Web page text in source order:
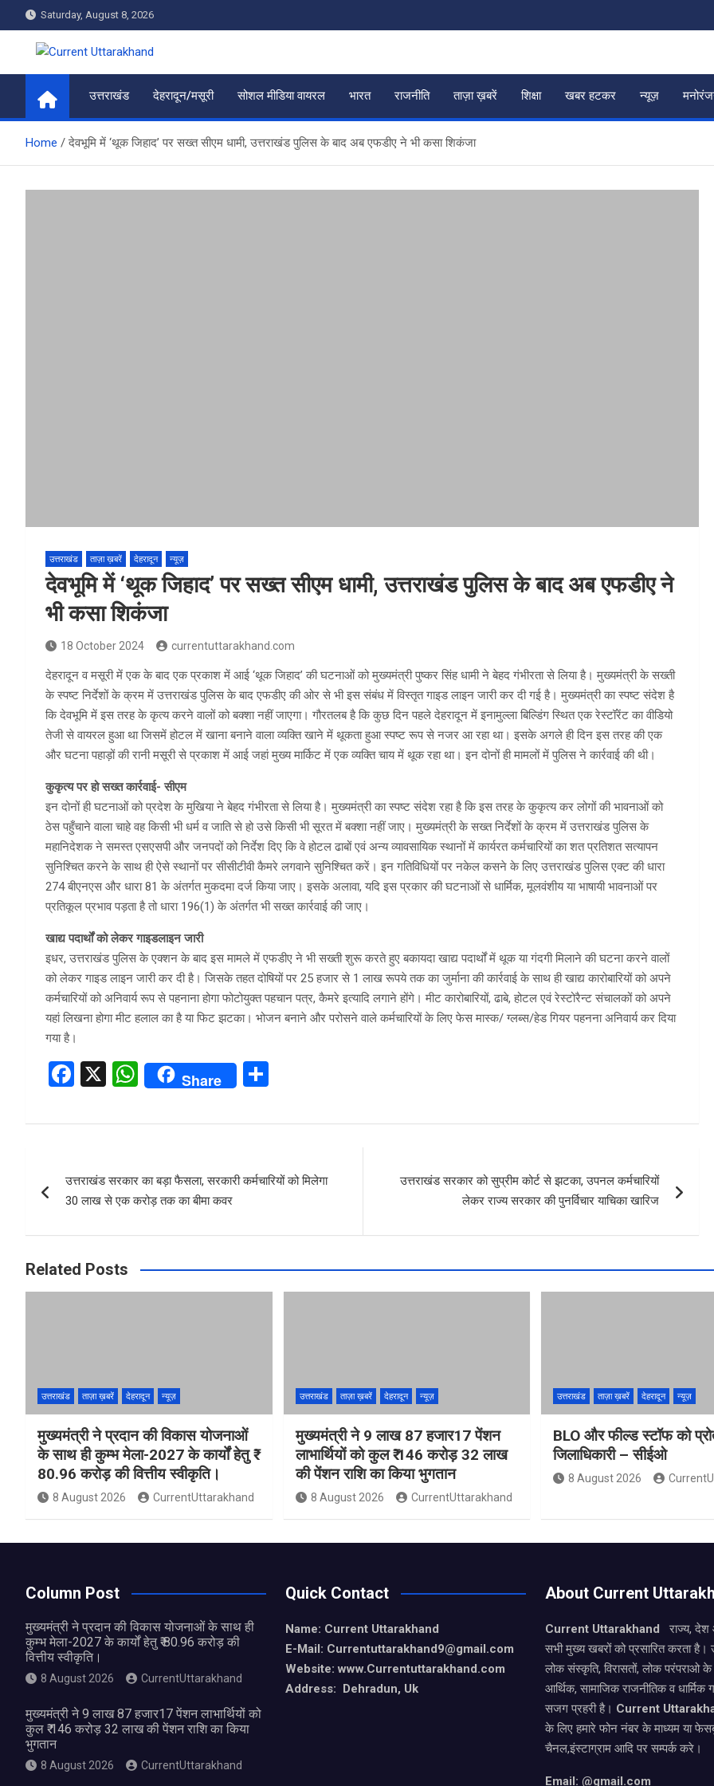
to
content
Saturday, August 8, 2026
Current Uttarakhand
उत्तराखंड देहरादून/मसूरी सोशल मीडिया वायरल भारत राजनीति ताज़ा ख़बरें शिक्षा खबर हटकर न्यूज़
Home देवभूमि में ‘थूक जिहाद’ पर सख्त सीएम धामी, उत्तराखंड पुलिस के बाद अब एफडीए ने भी कसा शिकंजा
उत्तराखंड ताज़ा ख़बरें देहरादून न्यूज़
देवभूमि में ‘थूक जिहाद’ पर सख्त सीएम धामी, उत्तराखंड पुलिस के बाद अब एफडीए ने
भी कसा शिकंजा
18 October 2024 currentuttarakhand.com
देहरादून व मसूरी में एक के बाद एक प्रकाश में आई ‘थूक जिहाद’ की घटनाओं को मुख्यमंत्री पुष्कर सिंह धामी ने बेहद गंभीरता से लिया है। मुख्यमंत्री के सख्ती
के स्पष्ट निर्देशों के क्रम में उत्तराखंड पुलिस के बाद एफडीए की ओर से भी इस संबंध में विस्तृत गाइड लाइन जारी कर दी गई है। मुख्यमंत्री का स्पष्ट संदेश है
कि देवभूमि में इस तरह के कृत्य करने वालों को बक्शा नहीं जाएगा। गौरतलब है कि कुछ दिन पहले देहरादून में इनामुल्ला बिल्डिंग स्थित एक रेस्टॉरेंट का वीडियो
तेजी से वायरल हुआ था जिसमें होटल में खाना बनाने वाला व्यक्ति खाने में थूकता हुआ स्पष्ट रूप से नजर आ रहा था। इसके अगले ही दिन इस तरह की एक
और घटना पहाड़ों की रानी मसूरी से प्रकाश में आई जहां मुख्य मार्किट में एक व्यक्ति चाय में थूक रहा था। इन दोनों ही मामलों में पुलिस ने कार्रवाई की थी।
कुकृत्य पर हो सख्त कार्रवाई- सीएम
इन दोनों ही घटनाओं को प्रदेश के मुखिया ने बेहद गंभीरता से लिया है। मुख्यमंत्री का स्पष्ट संदेश रहा है कि इस तरह के कुकृत्य कर लोगों की भावनाओं को
ठेस पहुँचाने वाला चाहे वह किसी भी धर्म व जाति से हो उसे किसी भी सूरत में बक्शा नहीं जाए। मुख्यमंत्री के सख्त निर्देशों के क्रम में उत्तराखंड पुलिस के
महानिदेशक ने समस्त एसएसपी और जनपदों को निर्देश दिए कि वे होटल ढाबों एवं अन्य व्यावसायिक स्थानों में कार्यरत कर्मचारियों का शत प्रतिशत सत्यापन
सुनिश्चित करने के साथ ही ऐसे स्थानों पर सीसीटीवी कैमरे लगवाने सुनिश्चित करें। इन गतिविधियों पर नकेल कसने के लिए उत्तराखंड पुलिस एक्ट की धारा
274 बीएनएस और धारा 81 के अंतर्गत मुकदमा दर्ज किया जाए। इसके अलावा, यदि इस प्रकार की घटनाओं से धार्मिक, मूलवंशीय या भाषायी भावनाओं पर
प्रतिकूल प्रभाव पड़ता है तो धारा 196(1) के अंतर्गत भी सख्त कार्रवाई की जाए।
खाद्य पदार्थों को लेकर गाइडलाइन जारी
इधर, उत्तराखंड पुलिस के एक्शन के बाद इस मामले में एफडीए ने भी सख्ती शुरू करते हुए बकायदा खाद्य पदार्थों में थूक या गंदगी मिलाने की घटना करने वालों
को लेकर गाइड लाइन जारी कर दी है। जिसके तहत दोषियों पर 25 हजार से 1 लाख रूपये तक का जुर्माना की कार्रवाई के साथ ही खाद्य कारोबारियों को अपने
कर्मचारियों को अनिवार्य रूप से पहनाना होगा फोटोयुक्त पहचान पत्र, कैमरे इत्यादि लगाने होंगे। मीट कारोबारियों, ढाबे, होटल एवं रेस्टोरैन्ट संचालकों को अपने
यहां लिखना होगा मीट हलाल का है या फिट झटका। भोजन बनाने और परोसने वाले कर्मचारियों के लिए फेस मास्क/ ग्लब्स/हेड गियर पहनना अनिवार्य कर दिया
गया है।
F
ce
o
o
k
X
W
at
A
p
p
Share
ar
navigation
उत्तराखंड सरकार का बड़ा फैसला, सरकारी कर्मचारियों को मिलेगा
30 लाख से एक करोड़ तक का बीमा कवर
उत्तराखंड सरकार को सुप्रीम कोर्ट से झटका, उपनल कर्मचारियों
लेकर राज्य सरकार की पुनर्विचार याचिका खारिज
Related Posts
उत्तराखंड ताज़ा ख़बरें देहरादून न्यूज़
मुख्यमंत्री ने प्रदान की विकास योजनाओं
के साथ ही कुम्भ मेला-2027 के कार्यों हेतु ₹
80.96 करोड़ की वित्तीय स्वीकृति।
8 August 2026 CurrentUttarakhand
उत्तराखंड ताज़ा ख़बरें देहरादून न्यूज़
मुख्यमंत्री ने 9 लाख 87 हजार17 पेंशन
लाभार्थियों को कुल ₹ 146 करोड़ 32 लाख
की पेंशन राशि का किया भुगतान
8 August 2026 CurrentUttarakhand
उत्तराखंड ताज़ा ख़बरें देहरादून न्यूज़
BLO और फील्ड स्टॉफ को
जिलाधिकारी – सीईओ
8 August 2026
Column Post
मुख्यमंत्री ने प्रदान की विकास योजनाओं के साथ ही
कुम्भ मेला-2027 के कार्यों हेतु ₹ 80.96 करोड़ की
वित्तीय स्वीकृति।
8 August 2026 CurrentUttarakhand
मुख्यमंत्री ने 9 लाख 87 हजार17 पेंशन लाभार्थियों को
कुल ₹ 146 करोड़ 32 लाख की पेंशन राशि का किया
भुगतान
8 August 2026 CurrentUttarakhand
Quick Contact
Name: Current Uttarakhand
E-Mail: Currentuttarakhand9@gmail.com
Website: www.Currentuttarakhand.com
Address: Dehradun, Uk
About Current
Current Uttarakhand
राज्य, देश
सभी मुख्य खबरों को प्रसारित करता है।
लोक संस्कृति, विरासतों, लोक परंपराओ
आर्थिक, सामाजिक राजनीतिक व धार्मिक
सजग प्रहरी है। Current
के लिए हमारे फोन नंबर के माध्यम या
चैनल,इंस्टाग्राम आदि पर सम्पर्क करे।
Email: @gmail.com